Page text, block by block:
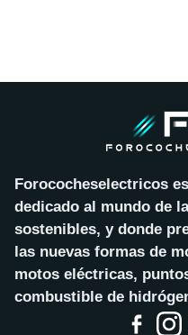
Forococheselectricos
dedicado al mundo de
sostenibles, y donde
las nuevas formas de
motos eléctricas,
combustible de